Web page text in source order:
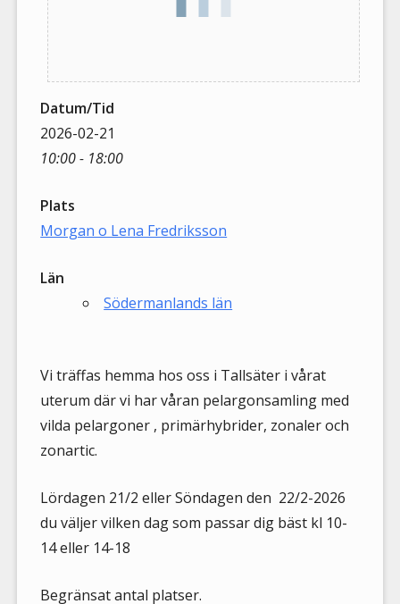
Datum/Tid
2026-02-21
10:00 - 18:00
Plats
Morgan o Lena Fredriksson
Län
Södermanlands län
Vi träffas hemma hos oss i Tallsäter i vårat
uterum där vi har våran pelargonsamling med
vilda pelargoner , primärhybrider, zonaler och
zonartic.
Lördagen 21/2 eller Söndagen den 22/2-2026
du väljer vilken dag som passar dig bäst kl 10-
14 eller 14-18
Begränsat antal platser.